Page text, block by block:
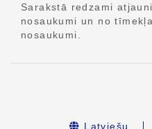
Sarakstā redzami
nosaukumi un no
nosaukumi.
Latviešu